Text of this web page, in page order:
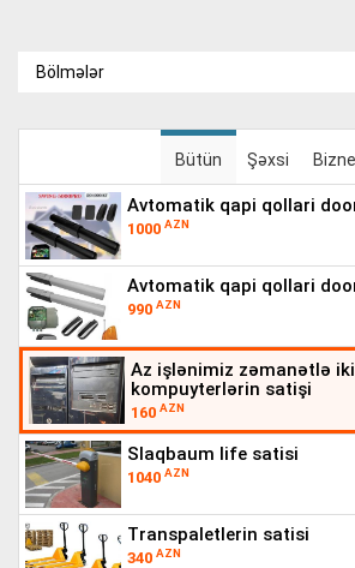
Bölmələr
Bütün Şəxsi
avtomatik qapi qollari
1000 AZN
avtomatik qapi qollari
990 AZN
az işlənimiz zəmanətlə ikinci əl
kompuyterlərin satişi
160 AZN
slaqbaum life satisi
1040 AZN
transpaletlerin satisi
340 AZN